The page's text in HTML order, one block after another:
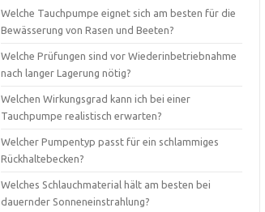
Welche Tauchpumpe eignet sich am besten für die
Bewässerung von Rasen und Beeten?
Welche Prüfungen sind vor Wiederinbetriebnahme
nach langer Lagerung nötig?
Welchen Wirkungsgrad kann ich bei einer
Tauchpumpe realistisch erwarten?
Welcher Pumpentyp passt für ein schlammiges
Rückhaltebecken?
Welches Schlauchmaterial hält am besten bei
dauernder Sonneneinstrahlung?